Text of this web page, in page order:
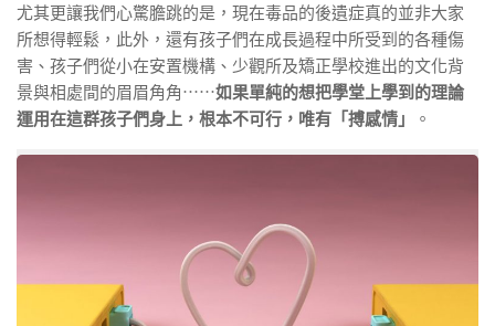
尤其更讓我們心驚膽跳的是，現在毒品的後遺症真的並非大家
所想得輕鬆，此外，還有孩子們在成長過程中所受到的各種傷
害、孩子們從小在安置機構、少觀所及矯正學校進出的文化背
景與相處間的眉眉角角⋯⋯如果單純的想把學堂上學到的理論
運用在這群孩子們身上，根本不可行，唯有「搏感情」
。